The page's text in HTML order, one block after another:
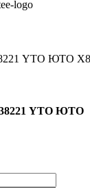
YTO ЮТО
YTO ЮТО